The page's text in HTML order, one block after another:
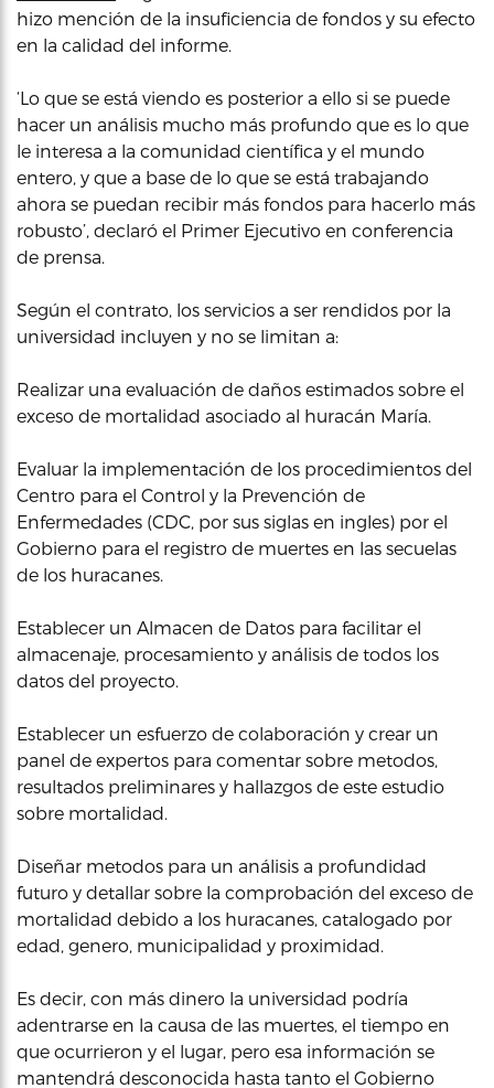
hizo mención de la insuficiencia de fondos y su efecto
en la calidad del informe.
‘Lo que se está viendo es posterior a ello si se puede
hacer un análisis mucho más profundo que es lo que
le interesa a la comunidad científica y el mundo
entero, y que a base de lo que se está trabajando
ahora se puedan recibir más fondos para hacerlo más
robusto’, declaró el Primer Ejecutivo en conferencia
de prensa.
Según el contrato, los servicios a ser rendidos por la
universidad incluyen y no se limitan a:
Realizar una evaluación de daños estimados sobre el
exceso de mortalidad asociado al huracán María.
Evaluar la implementación de los procedimientos del
Centro para el Control y la Prevención de
Enfermedades (CDC, por sus siglas en ingles) por el
Gobierno para el registro de muertes en las secuelas
de los huracanes.
Establecer un Almacen de Datos para facilitar el
almacenaje, procesamiento y análisis de todos los
datos del proyecto.
Establecer un esfuerzo de colaboración y crear un
panel de expertos para comentar sobre metodos,
resultados preliminares y hallazgos de este estudio
sobre mortalidad.
Diseñar metodos para un análisis a profundidad
futuro y detallar sobre la comprobación del exceso de
mortalidad debido a los huracanes, catalogado por
edad, genero, municipalidad y proximidad.
Es decir, con más dinero la universidad podría
adentrarse en la causa de las muertes, el tiempo en
que ocurrieron y el lugar, pero esa información se
mantendrá desconocida hasta tanto el Gobierno